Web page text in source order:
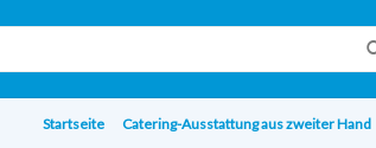
Startseite Catering-Ausstattung aus zweiter Hand